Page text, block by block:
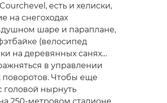
есть и хелиски,
на снегоходах
шаре и параплане,
(велосипед
на деревянных санях…
в управлении
поворотов. Чтобы еще
головой нырнуть
250-метровом стадионе